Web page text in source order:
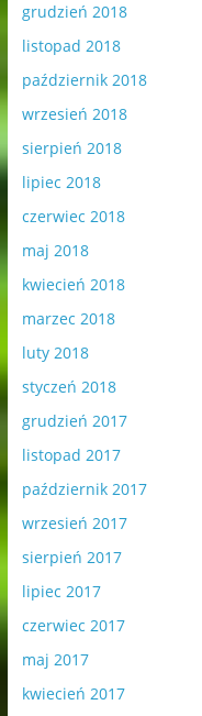
grudzień 2018
listopad 2018
październik 2018
wrzesień 2018
sierpień 2018
lipiec 2018
czerwiec 2018
maj 2018
kwiecień 2018
marzec 2018
luty 2018
styczeń 2018
grudzień 2017
listopad 2017
październik 2017
wrzesień 2017
sierpień 2017
lipiec 2017
czerwiec 2017
maj 2017
kwiecień 2017